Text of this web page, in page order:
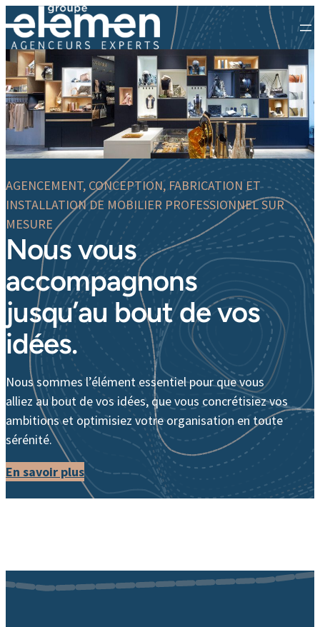
AGENCEMENT, CONCEPTION, FABRICATION ET
INSTALLATION DE MOBILIER PROFESSIONNEL SUR
MESURE
Nous vous
accompagnons
jusqu’au bout de vos
idées.
Nous sommes l’élément essentiel pour que vous
alliez au bout de vos idées, que vous concrétisiez vos
ambitions et optimisiez votre organisation en toute
sérénité.
En savoir plus